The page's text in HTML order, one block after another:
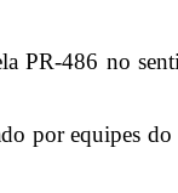
PR-486 no
por equipes